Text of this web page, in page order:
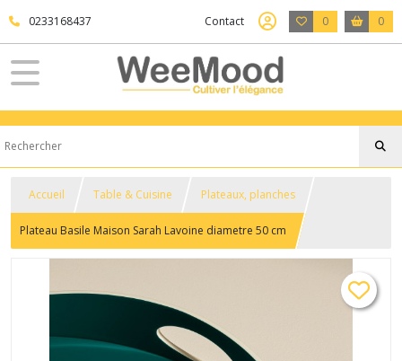
0233168437 Contact 0 0
Accueil Table & Cuisine Plateaux, planches
Plateau Basile Maison Sarah Lavoine diametre 50 cm